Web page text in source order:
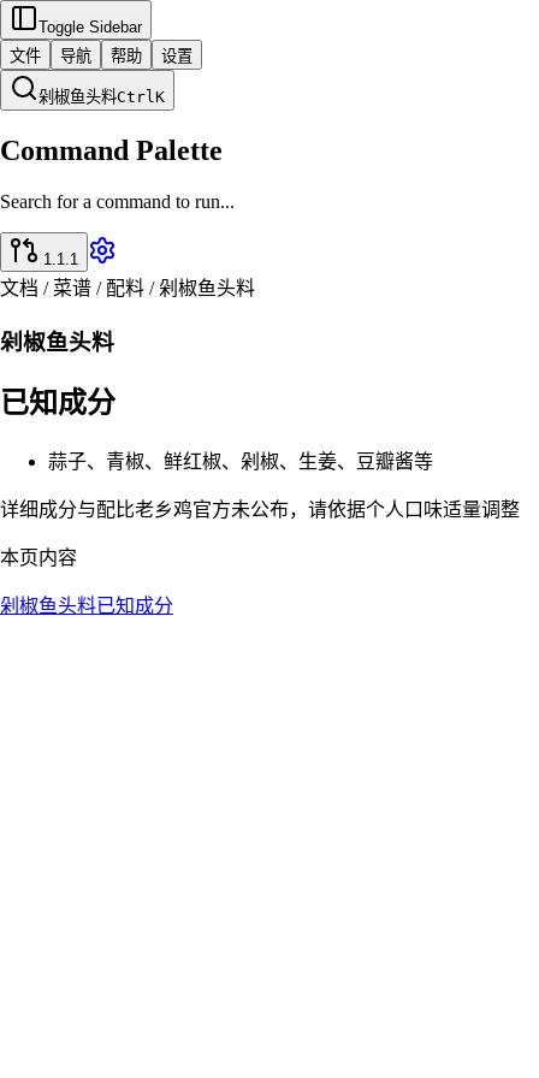
Toggle Sidebar
文件
导航 帮助 设置
剁椒鱼头料CtrlK
Command Palette
Search for a command to run...
1.1.1
文档 / 菜谱 / 配料 / 剁椒鱼头料
剁椒鱼头料
已知成分
蒜子、青椒、鲜红椒、剁椒、生姜、豆瓣酱等
详细成分与配比老乡鸡官方未公布，请依据个人口味适量调整
本页内容
剁椒鱼头料已知成分